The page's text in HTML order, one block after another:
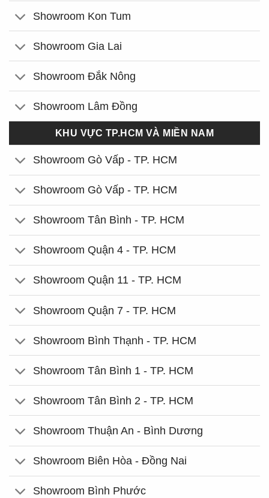
Showroom Kon Tum
Showroom Gia Lai
Showroom Đắk Nông
Showroom Lâm Đồng
KHU VỰC TP.HCM VÀ MIỀN NAM
Showroom Gò Vấp - TP. HCM
Showroom Gò Vấp - TP. HCM
Showroom Tân Bình - TP. HCM
Showroom Quận 4 - TP. HCM
Showroom Quận 11 - TP. HCM
Showroom Quận 7 - TP. HCM
Showroom Bình Thạnh - TP. HCM
Showroom Tân Bình 1 - TP. HCM
Showroom Tân Bình 2 - TP. HCM
Showroom Thuận An - Bình Dương
Showroom Biên Hòa - Đồng Nai
Showroom Bình Phước